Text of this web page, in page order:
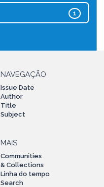
1
NAVEGAÇÃO
Issue Date
Author
Title
Subject
MAIS
Communities
& Collections
Linha do tempo
Search